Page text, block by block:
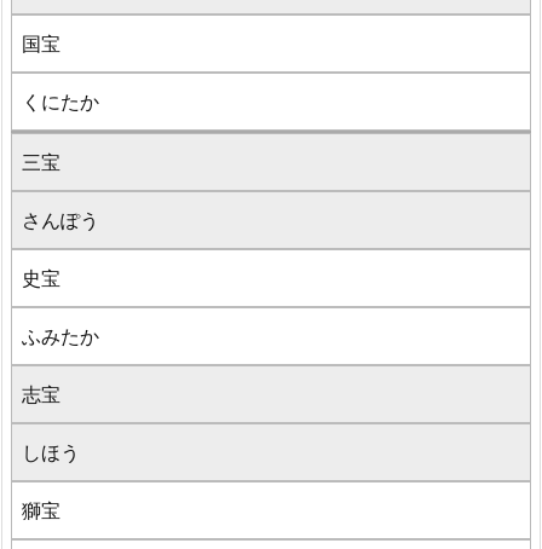
国宝
くにたか
三宝
さんぽう
史宝
ふみたか
志宝
しほう
獅宝